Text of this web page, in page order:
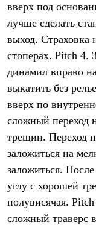
вверх под
лучше сделать
выход. Страховка
стоперах. Pitch 4.
динамил вправо
выкатить без
вверх по
сложный переход
трещин. Переход
заложиться на
заложиться.
углу с хорошей
полувисячая.
сложный траверс